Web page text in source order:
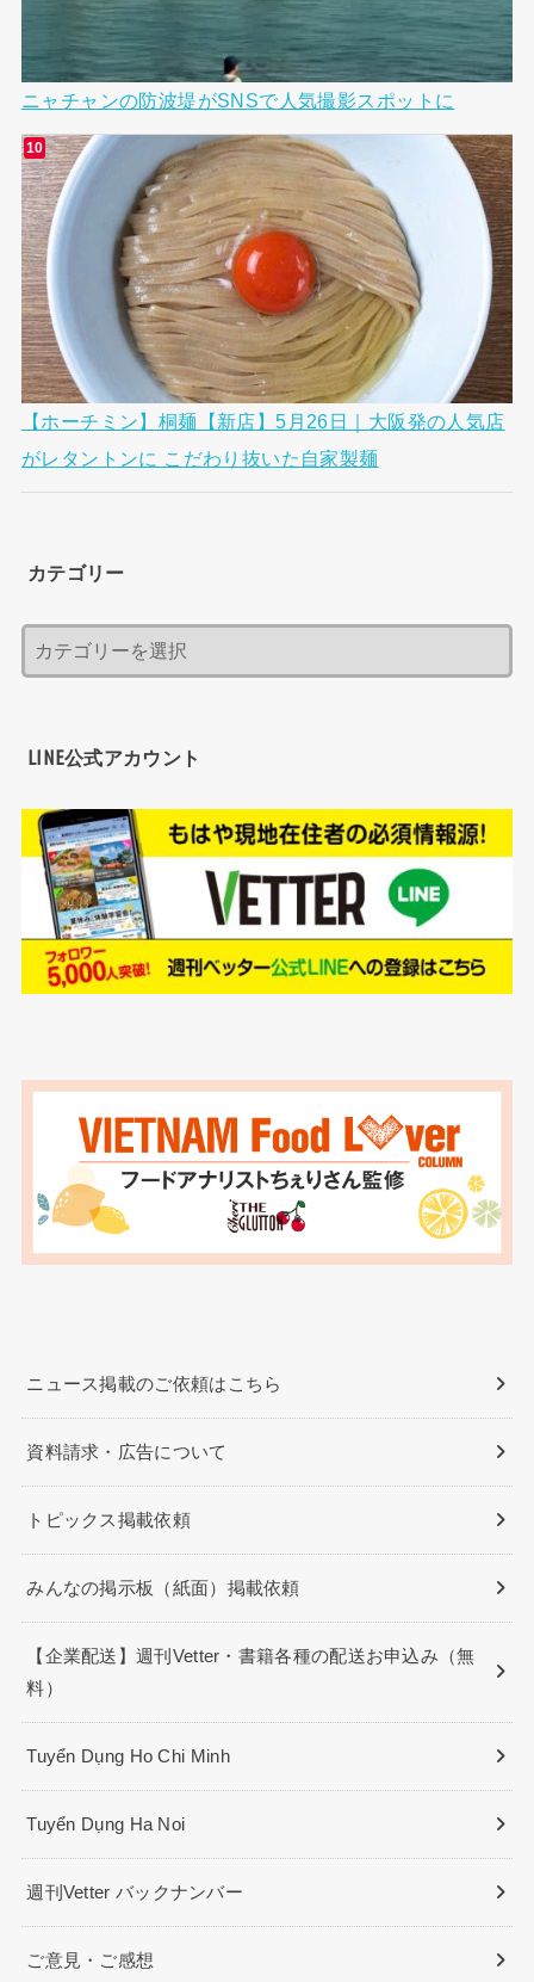
ニャチャンの防波堤がSNSで人気撮影スポットに
【ホーチミン】桐麺【新店】5月26日｜大阪発の人気店
がレタントンに こだわり抜いた自家製麺
カテゴリー
LINE公式アカウント
ニュース掲載のご依頼はこちら
資料請求・広告について
トピックス掲載依頼
みんなの掲示板（紙面）掲載依頼
【企業配送】週刊Vetter・書籍各種の配送お申込み（無
料）
Tuyển Dụng Ho Chi Minh
Tuyển Dụng Ha Noi
週刊Vetter バックナンバー
ご意見・ご感想